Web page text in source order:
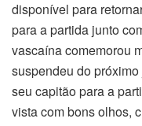
disponível para
para a partida junto
vascaína comemorou
suspendeu do
seu capitão para a
vista com bons olhos,